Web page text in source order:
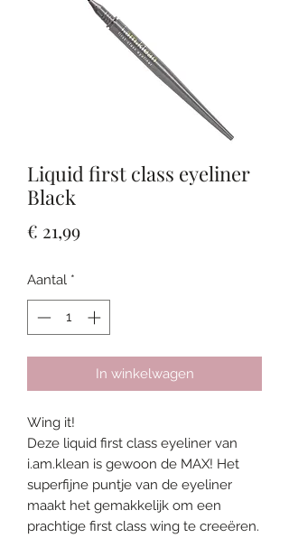
Liquid first class eyeliner
Black
€ 21,99Prijs
Aantal *
In winkelwagen
Wing it!
Deze liquid first class eyeliner van
i.am.klean is gewoon de MAX! Het
superfijne puntje van de eyeliner
maakt het gemakkelijk om een
prachtige first class wing te creeëren.